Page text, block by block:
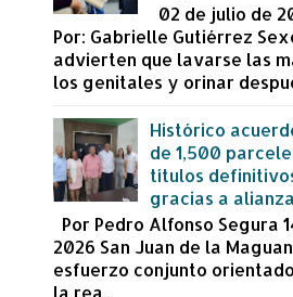
02 de julio de
Por: Gabrielle Gutiérrez
advierten que lavarse las
los genitales y orinar
Histórico
de 1,500
títulos
gracias a
Por Pedro Alfonso Segura
2026 San Juan de la
esfuerzo conjunto
la rea...